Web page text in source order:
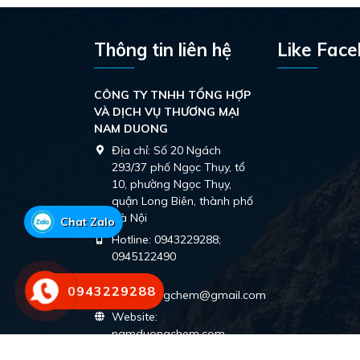
Thông tin liên hệ
CÔNG TY TNHH TỔNG HỢP
VÀ DỊCH VỤ THƯƠNG MẠI
NAM DUONG
Địa chỉ: Số 20 Ngách
293/37 phố Ngọc Thụy, tổ
10, phường Ngọc Thụy,
quận Long Biên, thành phố
Hà Nội
Hotline: 0943229288;
0945122490
Email:
namduongchem@gmail.com
Website:
namduongchem.com
Like
0943229288
Chat Zalo